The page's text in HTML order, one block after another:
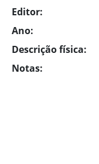
Editor:
Ano:
Descrição física:
Notas: